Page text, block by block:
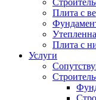
Плита с
Плита с
Услуги